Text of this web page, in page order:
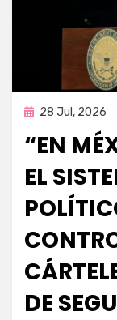
Publicada
28 Jul, 2026
“EN
EL
DE